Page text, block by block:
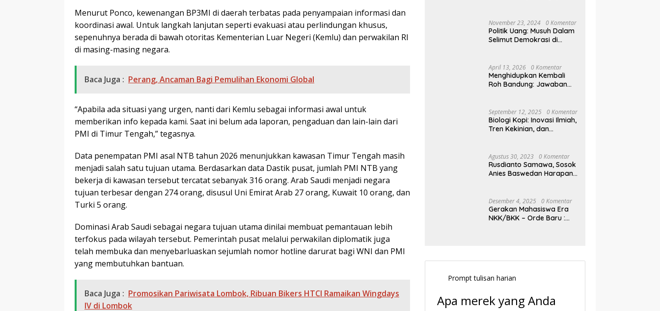
Menurut Ponco, kewenangan BP3MI di daerah terbatas pada penyampaian informasi dan
koordinasi awal. Untuk langkah lanjutan seperti evakuasi atau perlindungan khusus,
sepenuhnya berada di bawah otoritas Kementerian Luar Negeri (Kemlu) dan perwakilan RI
di masing-masing negara.
Baca Juga : Perang, Ancaman Bagi Pemulihan Ekonomi Global
“Apabila ada situasi yang urgen, nanti dari Kemlu sebagai informasi awal untuk
memberikan info kepada kami. Saat ini belum ada laporan, pengaduan dan lain-lain dari
PMI di Timur Tengah,” tegasnya.
Data penempatan PMI asal NTB tahun 2026 menunjukkan kawasan Timur Tengah masih
menjadi salah satu tujuan utama. Berdasarkan data Dastik pusat, jumlah PMI NTB yang
bekerja di kawasan tersebut tercatat sebanyak 316 orang. Arab Saudi menjadi negara
tujuan terbesar dengan 274 orang, disusul Uni Emirat Arab 27 orang, Kuwait 10 orang, dan
Turki 5 orang.
Dominasi Arab Saudi sebagai negara tujuan utama dinilai membuat pemantauan lebih
terfokus pada wilayah tersebut. Pemerintah pusat melalui perwakilan diplomatik juga
telah membuka dan menyebarluaskan sejumlah nomor hotline darurat bagi WNI dan PMI
yang membutuhkan bantuan.
Baca Juga : Promosikan Pariwisata Lombok, Ribuan Bikers HTCI Ramaikan Wingdays
IV di Lombok
November 23, 2024 0 Komentar
Politik Uang: Musuh Dalam
Selimut Demokrasi di
April 13, 2026 0 Komentar
Menghidupkan Kembali
Roh Bandung: Jawaban
September 12, 2025 0 Komentar
Biologi Kopi: Inovasi Ilmiah,
Tren Kekinian, dan
Agraria
Agustus 30, 2023 0 Komentar
Rusdianto Samawa, Sosok
Anies Baswedan Harapan
Desember 4, 2025 0 Komentar
Gerakan Mahasiswa Era
NKK/BKK – Orde Baru :
Prompt tulisan harian
Apa merek yang Anda